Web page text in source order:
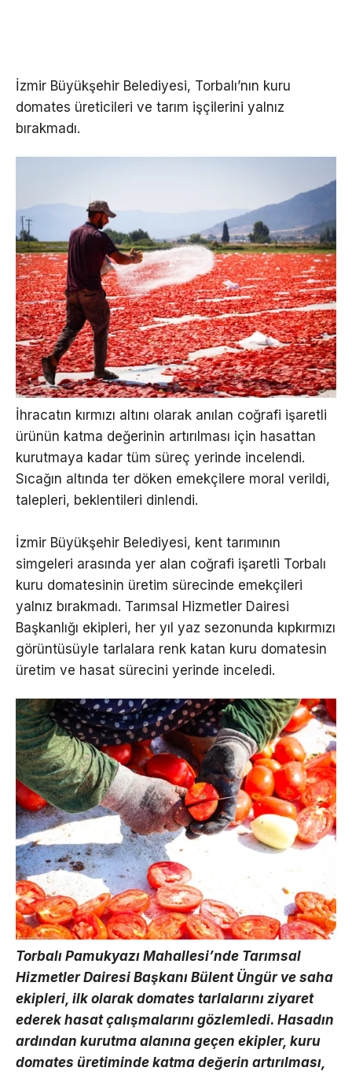
İzmir Büyükşehir Belediyesi, Torbalı’nın kuru
domates üreticileri ve tarım işçilerini yalnız
bırakmadı.
İhracatın kırmızı altını olarak anılan coğrafi işaretli
ürünün katma değerinin artırılması için hasattan
kurutmaya kadar tüm süreç yerinde incelendi.
Sıcağın altında ter döken emekçilere moral verildi,
talepleri, beklentileri dinlendi.
İzmir Büyükşehir Belediyesi, kent tarımının
simgeleri arasında yer alan coğrafi işaretli Torbalı
kuru domatesinin üretim sürecinde emekçileri
yalnız bırakmadı. Tarımsal Hizmetler Dairesi
Başkanlığı ekipleri, her yıl yaz sezonunda kıpkırmızı
görüntüsüyle tarlalara renk katan kuru domatesin
üretim ve hasat sürecini yerinde inceledi.
Torbalı Pamukyazı Mahallesi’nde Tarımsal
Hizmetler Dairesi Başkanı Bülent Üngür ve saha
ekipleri, ilk olarak domates tarlalarını ziyaret
ederek hasat çalışmalarını gözlemledi. Hasadın
ardından kurutma alanına geçen ekipler, kuru
domates üretiminde katma değerin artırılması,